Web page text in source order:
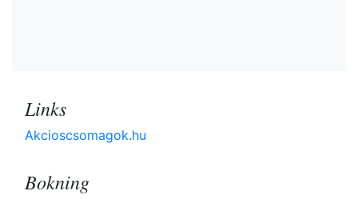
Links
Akcioscsomagok.hu
Bokning